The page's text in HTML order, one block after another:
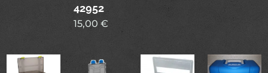
42952
15,00 €